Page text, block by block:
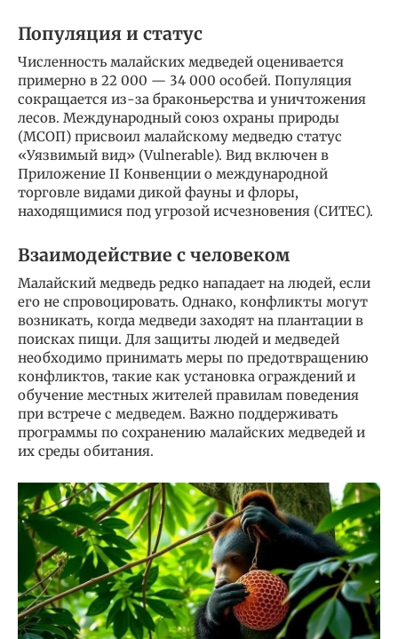
Популяция и статус
Численность малайских медведей оценивается
примерно в 22 000 — 34 000 особей. Популяция
сокращается из-за браконьерства и уничтожения
лесов. Международный союз охраны природы
(МСОП) присвоил малайскому медведю статус
«Уязвимый вид» (Vulnerable). Вид включен в
Приложение II Конвенции о международной
торговле видами дикой фауны и флоры,
находящимися под угрозой исчезновения (СИТЕС).
Взаимодействие с человеком
Малайский медведь редко нападает на людей, если
его не спровоцировать. Однако, конфликты могут
возникать, когда медведи заходят на плантации в
поисках пищи. Для защиты людей и медведей
необходимо принимать меры по предотвращению
конфликтов, такие как установка ограждений и
обучение местных жителей правилам поведения
при встрече с медведем. Важно поддерживать
программы по сохранению малайских медведей и
их среды обитания.